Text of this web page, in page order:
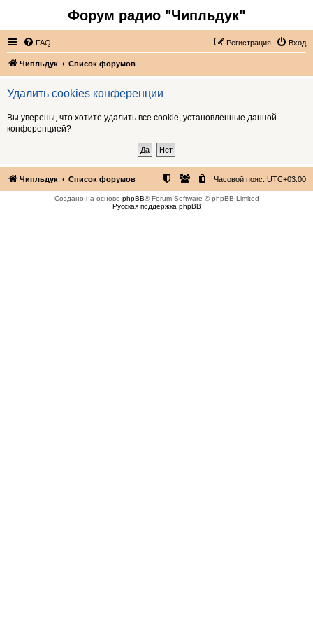
Форум радио "Чипльдук"
FAQ Вход
Регистрация
Чипльдук Список форумов
Удалить cookies конференции
Вы уверены, что хотите удалить все cookie, установленные данной
конференцией?
Чипльдук Список форумов Часовой пояс: UTC+03:00
Создано на основе phpBB® Forum Software © phpBB Limited
Русская поддержка phpBB